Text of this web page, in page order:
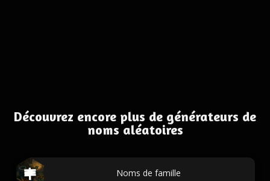
Découvrez encore plus de générateurs de
noms aléatoires
Noms de famille